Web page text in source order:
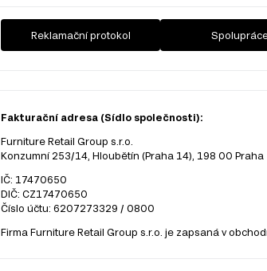
Reklamační protokol
Fakturační adresa (Sídlo společnosti):
Furniture Retail Group s.r.o.
Konzumní 253/14, Hloubětín (Praha 14), 198 00 Praha
IČ: 17470650
DIČ: CZ17470650
Číslo účtu: 6207273329 / 0800
Firma Furniture Retail Group s.r.o. je zapsaná v